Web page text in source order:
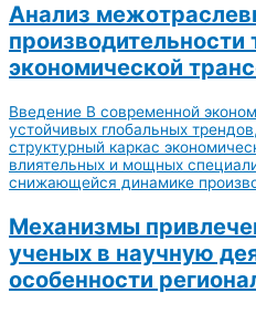
Анализ
производительности
экономической
Введение В современной
устойчивых глобальных
структурный каркас
влиятельных и мощных
снижающейся динамике
Механизмы
ученых в научную
особенности